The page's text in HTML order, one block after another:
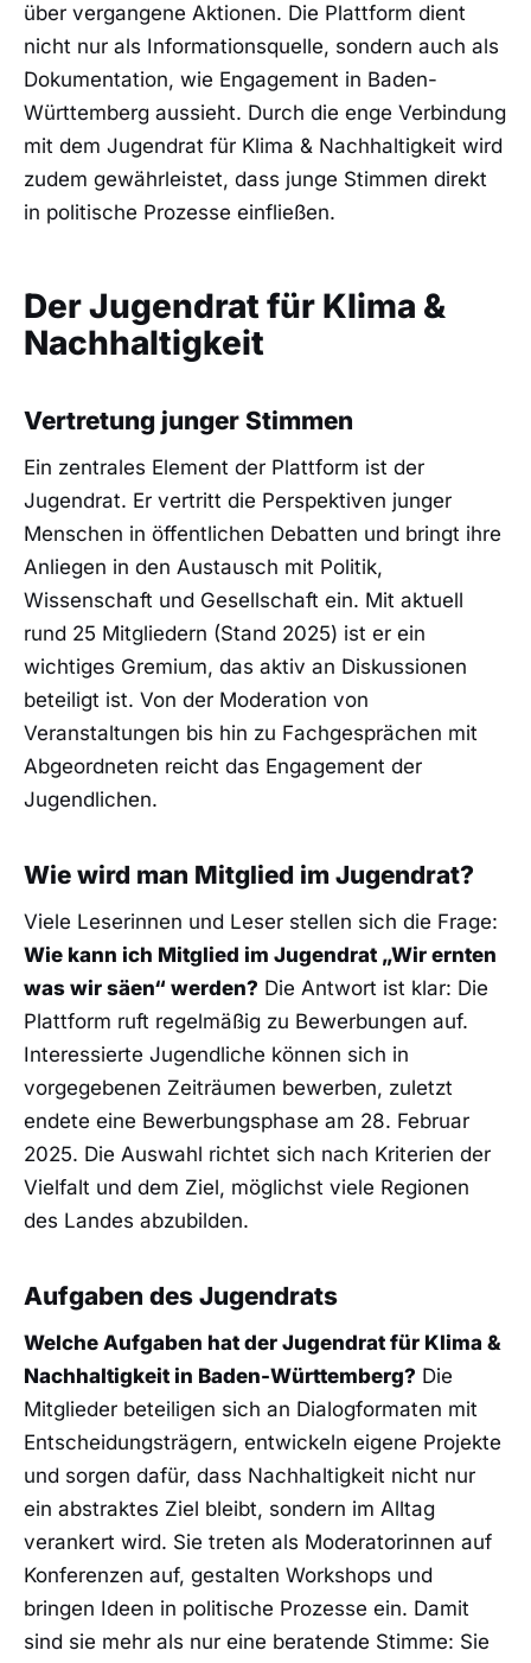
über vergangene Aktionen. Die Plattform dient
nicht nur als Informationsquelle, sondern auch als
Dokumentation, wie Engagement in Baden-
Württemberg aussieht. Durch die enge Verbindung
mit dem Jugendrat für Klima & Nachhaltigkeit wird
zudem gewährleistet, dass junge Stimmen direkt
in politische Prozesse einfließen.
Der Jugendrat für Klima &
Nachhaltigkeit
Vertretung junger Stimmen
Ein zentrales Element der Plattform ist der
Jugendrat. Er vertritt die Perspektiven junger
Menschen in öffentlichen Debatten und bringt ihre
Anliegen in den Austausch mit Politik,
Wissenschaft und Gesellschaft ein. Mit aktuell
rund 25 Mitgliedern (Stand 2025) ist er ein
wichtiges Gremium, das aktiv an Diskussionen
beteiligt ist. Von der Moderation von
Veranstaltungen bis hin zu Fachgesprächen mit
Abgeordneten reicht das Engagement der
Jugendlichen.
Wie wird man Mitglied im Jugendrat?
Viele Leserinnen und Leser stellen sich die Frage:
Wie kann ich Mitglied im Jugendrat „Wir ernten
was wir säen“ werden? Die Antwort ist klar: Die
Plattform ruft regelmäßig zu Bewerbungen auf.
Interessierte Jugendliche können sich in
vorgegebenen Zeiträumen bewerben, zuletzt
endete eine Bewerbungsphase am 28. Februar
2025. Die Auswahl richtet sich nach Kriterien der
Vielfalt und dem Ziel, möglichst viele Regionen
des Landes abzubilden.
Aufgaben des Jugendrats
Welche Aufgaben hat der Jugendrat für Klima &
Nachhaltigkeit in Baden-Württemberg? Die
Mitglieder beteiligen sich an Dialogformaten mit
Entscheidungsträgern, entwickeln eigene Projekte
und sorgen dafür, dass Nachhaltigkeit nicht nur
ein abstraktes Ziel bleibt, sondern im Alltag
verankert wird. Sie treten als Moderatorinnen auf
Konferenzen auf, gestalten Workshops und
bringen Ideen in politische Prozesse ein. Damit
sind sie mehr als nur eine beratende Stimme: Sie